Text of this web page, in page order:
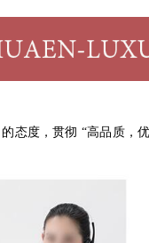
的态度，贯彻 “高品质，